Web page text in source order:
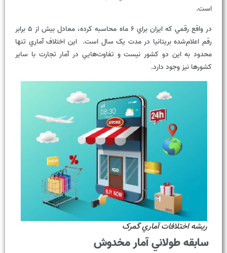
است.
در واقع رقمي که ايران براي 6 ماه محاسبه کرده، معادل بيش از 5 برابر
رقم اعلام‌شده بريتانيا در مدت يک سال است. اين اختلاف آماري تنها
محدود به اين دو کشور نيست و تفاوت‌هايي در آمار تجارت با ساير
کشورها نيز وجود دارد.
ريشه اختلافات آماري گمرک
سابقه طولاني آمار مخدوش